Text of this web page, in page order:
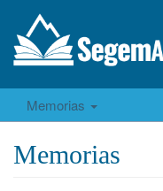
Memorias
Memorias